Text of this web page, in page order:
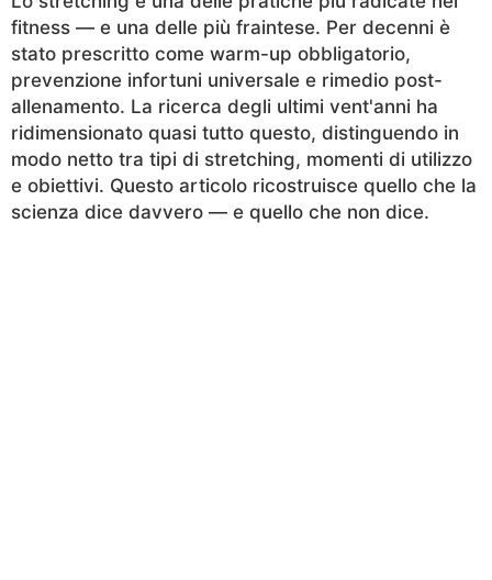
fitness — e una delle più fraintese. Per decenni è
stato prescritto come warm-up obbligatorio,
prevenzione infortuni universale e rimedio post-
allenamento. La ricerca degli ultimi vent'anni ha
ridimensionato quasi tutto questo, distinguendo in
modo netto tra tipi di stretching, momenti di utilizzo
e obiettivi. Questo articolo ricostruisce quello che la
scienza dice davvero — e quello che non dice.